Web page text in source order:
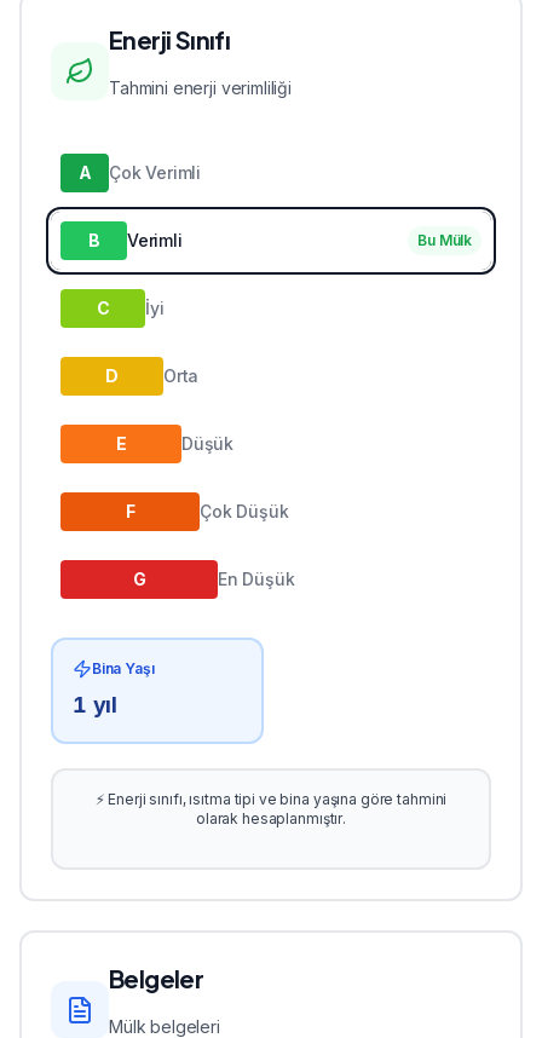
Enerji Sınıfı
Tahmini enerji verimliliği
A Çok Verimli
B Verimli Bu Mülk
C İyi
D Orta
E Düşük
F Çok Düşük
G En Düşük
Bina Yaşı
1 yıl
⚡ Enerji sınıfı, ısıtma tipi ve bina yaşına göre tahmini
olarak hesaplanmıştır.
Belgeler
Mülk belgeleri